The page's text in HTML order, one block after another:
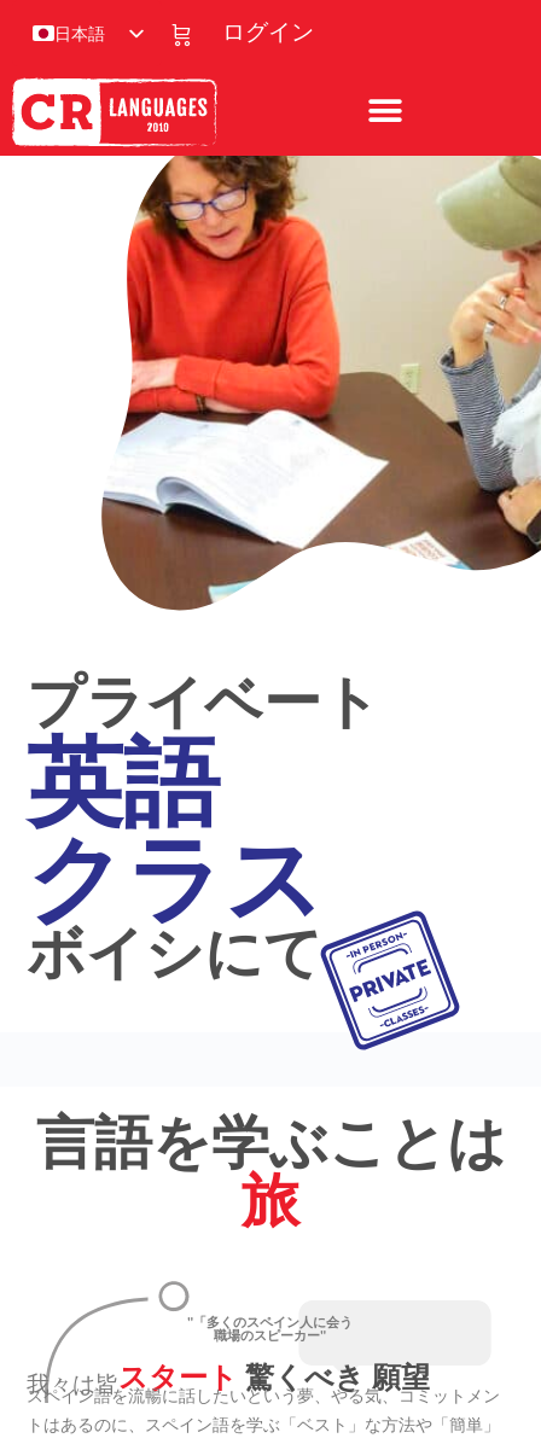
ログイン
日本語
プライベート
英語
クラス
ボイシにて
言語を学ぶことは
旅
"「多くのスペイン人に会う
職場のスピーカー"
我々は皆スタート 驚くべき 願望
スペイン語を流暢に話したいという夢、やる気、コミットメン
トはあるのに、スペイン語を学ぶ「ベスト」な方法や「簡単」